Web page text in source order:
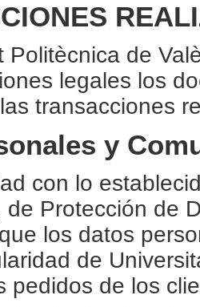
Politècnica de
legales los
transacciones
y
con lo
de Protección de
los datos
de
pedidos de los